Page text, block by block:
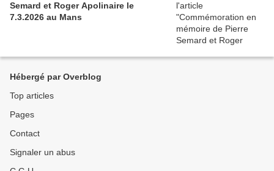
Semard et Roger Apolinaire le
7.3.2026 au Mans
Hébergé par Overblog
Top articles
Pages
Contact
Signaler un abus